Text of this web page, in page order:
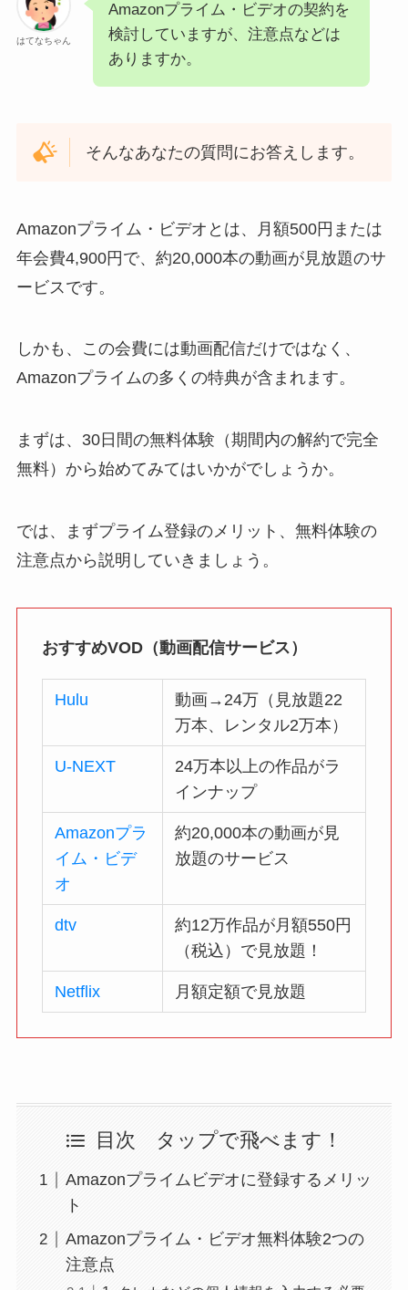
はてなちゃん
Amazonプライム・ビデオの契約を
検討していますが、注意点などは
ありますか。
そんなあなたの質問にお答えします。
Amazonプライム・ビデオとは、月額500円または
年会費4,900円で、約20,000本の動画が見放題のサ
ービスです。
しかも、この会費には動画配信だけではなく、
Amazonプライムの多くの特典が含まれます。
まずは、30日間の無料体験（期間内の解約で完全
無料）から始めてみてはいかがでしょうか。
では、まずプライム登録のメリット、無料体験の
注意点から説明していきましょう。
おすすめVOD（動画配信サービス）
Hulu
動画→24万（見放題22
万本、レンタル2万本）
U-NEXT
24万本以上の作品がラ
インナップ
Amazonプラ
イム・ビデ
オ
約20,000本の動画が見
放題のサービス
dtv
約12万作品が月額550円
（税込）で見放題！
Netflix 月額定額で見放題
目次 タップで飛べます！
Amazonプライムビデオに登録するメリッ
ト
Amazonプライム・ビデオ無料体験2つの
注意点